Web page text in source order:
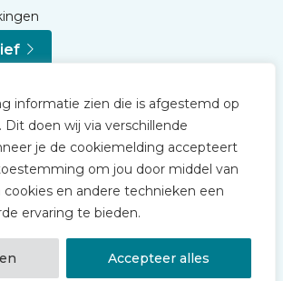
informatie zien die is afgestemd op
Dit doen wij via verschillende
je de cookiemelding accepteert
om jou door middel van
en andere technieken een
ervaring te bieden.
Accepteer alles